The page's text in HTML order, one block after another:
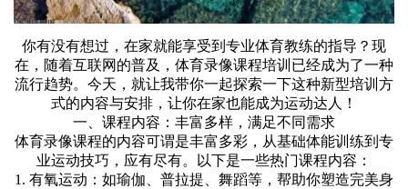
你有没有想过，在家就能享受到专业体育教练的指导？现
在，随着互联网的普及，体育录像课程培训已经成为了一种
流行趋势。今天，就让我带你一起探索一下这种新型培训方
式的内容与安排，让你在家也能成为运动达人！
一、课程内容：丰富多样，满足不同需求
体育录像课程的内容可谓是丰富多彩，从基础体能训练到专
业运动技巧，应有尽有。以下是一些热门课程内容：
1. 有氧运动：如瑜伽、普拉提、舞蹈等，帮助你塑造完美身